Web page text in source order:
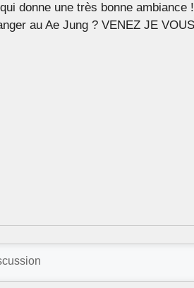
donne une très bonne
au Ae Jung ? VENEZ JE